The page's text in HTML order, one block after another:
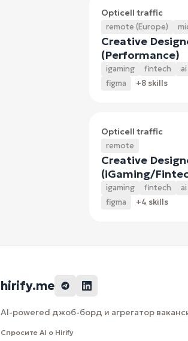
Opticell traffic
remote (Europe)
Creative
(Performance)
igaming fintech ai
figma
+8 skills
Opticell traffic
remote
Creative
(iGaming/
igaming fintech ai
figma
+4 skills
hirify.me
AI-powered джоб-борд и агрегатор
Спросите AI о Hirify